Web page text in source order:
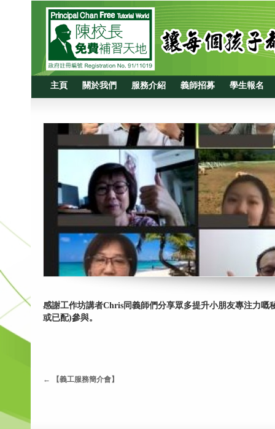
主頁 關於我們 服務介紹 義師招募 學生報名
感謝工作坊講者Chris同義師們分享眾多提升小朋友專注力
或已配)參與。
← 【義工服務簡介會】